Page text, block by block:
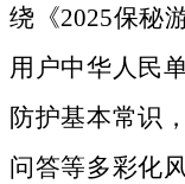
绕《2025保秘
用户中华人民
防护基本常识
问答等多彩化